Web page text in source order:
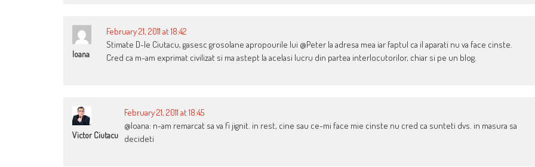
Ioana
February 21, 2011 at 18:42
Stimate D-le Ciutacu, gasesc grosolane apropourile lui @Peter la adresa mea iar faptul ca il aparati nu va face cinste.
Cred ca m-am exprimat civilizat si ma astept la acelasi lucru din partea interlocutorilor, chiar si pe un blog.
Victor Ciutacu
February 21, 2011 at 18:45
@Ioana: n-am remarcat sa va fi jignit. in rest, cine sau ce-mi face mie cinste nu cred ca sunteti dvs. in masura sa
decideti